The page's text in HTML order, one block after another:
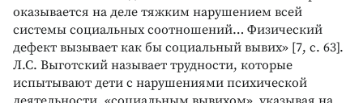
оказывается на деле тяжким нарушением всей
системы социальных соотношений… Физический
дефект вызывает как бы социальный вывих» [7, с. 63].
Л.С. Выготский называет трудности, которые
испытывают дети с нарушениями психической